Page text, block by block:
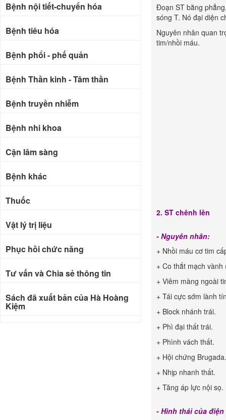
Đoạn ST bằng
sóng T. Nó đại diện
Nguyên nhân quan
tim/nhồi máu.
2. ST chênh lên
- Nguyên nhân:
+ Nhồi máu cơ tim
+ Co thắt mạch
+ Viêm màng ngoài
+ Tái cực sớm lành
+ Block nhánh trái.
+ Phì đại thất trái.
+ Phình vách thất.
+ Hội chứng Brugada.
+ Nhịp nhanh thất.
+ Tăng áp lực nội sọ.
- Hình thái của
Bệnh nội tiết-chuyển hóa
Bệnh tiêu hóa
Bệnh phổi - phế quản
Bệnh Thần kinh - Tâm thần
Bệnh truyền nhiễm
Bệnh nhi khoa
Cận lâm sàng
Bệnh khác
Thuốc
Vật lý trị liệu
Phục hồi chức năng
Tư vấn và Chia sẻ thông tin
Sách đã xuất bản của Hà Hoàng
Kiệm